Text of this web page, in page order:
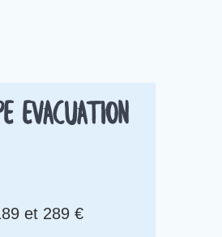
evacuation
et 289 €